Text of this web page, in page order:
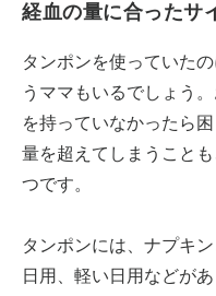
経血の量に合ったサ
タンポンを使っていた
うママもいるでしょう
を持っていなかったら
量を超えてしまうこと
つです。
タンポンには、ナプキ
日用、軽い日用などが